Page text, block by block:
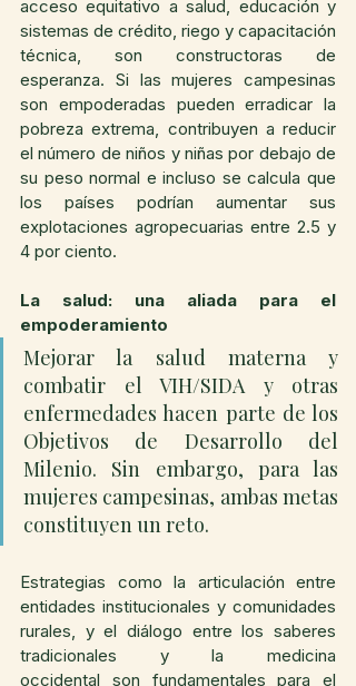
acceso equitativo a salud, educación y
sistemas de crédito, riego y capacitación
técnica, son constructoras de
esperanza. Si las mujeres campesinas
son empoderadas pueden erradicar la
pobreza extrema, contribuyen a reducir
el número de niños y niñas por debajo de
su peso normal e incluso se calcula que
los países podrían aumentar sus
explotaciones agropecuarias entre 2.5 y
4 por ciento.
La salud: una aliada para el
empoderamiento
Mejorar la salud materna y
combatir el VIH/SIDA y otras
enfermedades hacen parte de los
Objetivos de Desarrollo del
Milenio. Sin embargo, para las
mujeres campesinas, ambas metas
constituyen un reto.
Estrategias como la articulación entre
entidades institucionales y comunidades
rurales, y el diálogo entre los saberes
tradicionales y la medicina
occidental son fundamentales para el